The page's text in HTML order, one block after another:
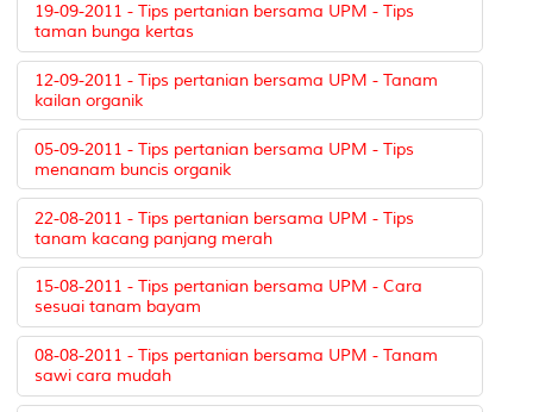
19-09-2011 - Tips pertanian bersama UPM - Tips
taman bunga kertas
12-09-2011 - Tips pertanian bersama UPM - Tanam
kailan organik
05-09-2011 - Tips pertanian bersama UPM - Tips
menanam buncis organik
22-08-2011 - Tips pertanian bersama UPM - Tips
tanam kacang panjang merah
15-08-2011 - Tips pertanian bersama UPM - Cara
sesuai tanam bayam
08-08-2011 - Tips pertanian bersama UPM - Tanam
sawi cara mudah